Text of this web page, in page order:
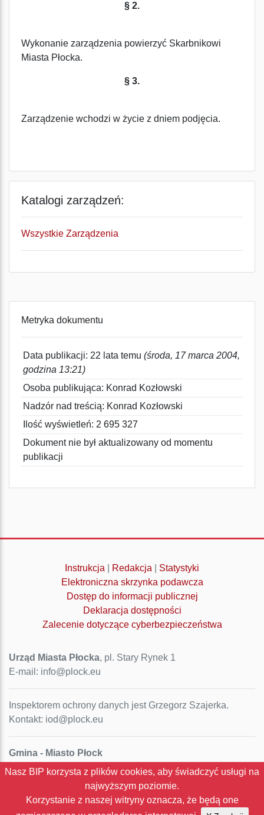
§ 2.
Wykonanie zarządzenia powierzyć Skarbnikowi
Miasta Płocka.
§ 3.
Zarządzenie wchodzi w życie z dniem podjęcia.
Katalogi zarządzeń:
Wszystkie Zarządzenia
Metryka dokumentu
Data publikacji: 22 lata temu (środa, 17 marca 2004,
godzina 13:21)
Osoba publikująca: Konrad Kozłowski
Nadzór nad treścią: Konrad Kozłowski
Ilość wyświetleń: 2 695 327
Dokument nie był aktualizowany od momentu
publikacji
Instrukcja Redakcja
Statystyki
Elektroniczna skrzynka podawcza
Dostęp do informacji publicznej
Deklaracja dostępności
Zalecenie dotyczące cyberbezpieczeństwa
Urząd Miasta Płocka, pl. Stary Rynek 1
E-mail: info@plock.eu
Inspektorem ochrony danych jest Grzegorz Szajerka.
Kontakt: iod@plock.eu
Gmina - Miasto Płock
Pl. Stary Rynek 1
NIP: 774-31-35-712
Nasz BIP korzysta z plików cookies, aby świadczyć usługi na
najwyższym poziomie.
Korzystanie z naszej witryny oznacza, że będą one